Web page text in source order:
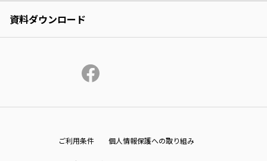
資料ダウンロード
ご利用条件 個人情報保護への取り組み